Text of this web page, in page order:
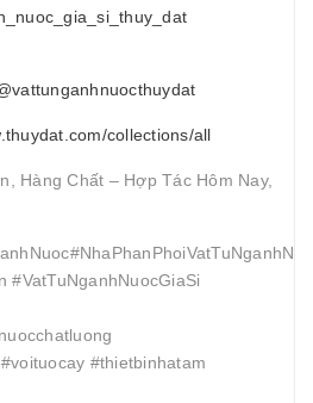
collections/all
Hàng Chất – Hợp Tác Hôm Nay,
#VatTuNganhNuocGiaSi
#thietbinhatam